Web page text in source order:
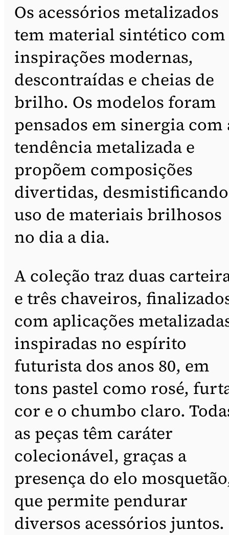
Os acessórios metalizados
tem material sintético com
inspirações modernas,
descontraídas e cheias de
brilho. Os modelos foram
pensados em sinergia com
tendência metalizada e
propõem composições
divertidas,
uso de materiais brilhosos
no dia a dia.
A coleção traz duas
e três chaveiros,
com aplicações
inspiradas no espírito
futurista dos anos 80, em
tons pastel como rosé,
cor e o chumbo claro.
as peças têm caráter
colecionável, graças a
presença do elo
que permite pendurar
diversos acessórios juntos.